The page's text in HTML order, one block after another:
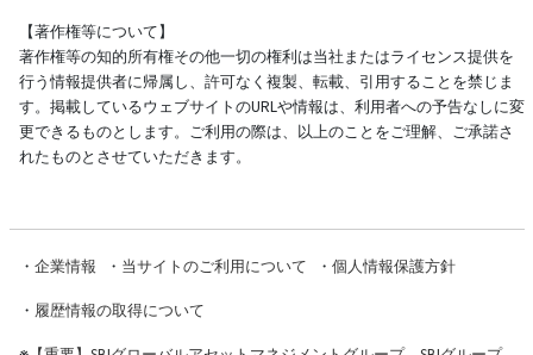
【著作権等について】
著作権等の知的所有権その他一切の権利は当社またはライセンス提供を
行う情報提供者に帰属し、許可なく複製、転載、引用することを禁じま
す。掲載しているウェブサイトのURLや情報は、利用者への予告なしに変
更できるものとします。ご利用の際は、以上のことをご理解、ご承諾さ
れたものとさせていただきます。
・ 企業情報 ・ 当サイトのご利用について ・ 個人情報保護方針
・ 履歴情報の取得について